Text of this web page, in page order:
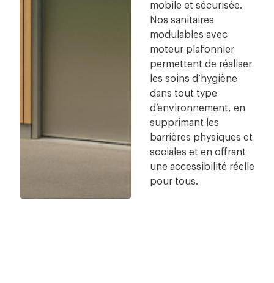
mobile et sécurisée.
Nos sanitaires
modulables avec
moteur plafonnier
permettent de réaliser
les soins d’hygiène
dans tout type
d’environnement, en
supprimant les
barrières physiques et
sociales et en offrant
une accessibilité réelle
pour tous.